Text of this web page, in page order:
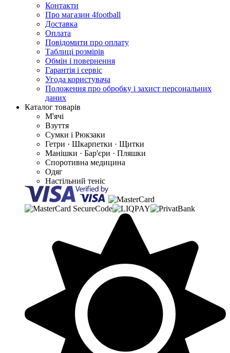
Контакти
Про магазин 4football
Доставка
Оплата
Повідомити про оплату
Таблиці розмірів
Обмін і повернення
Гарантія і сервіс
Угода користувача
Положення про обробку і захист персональних
даних
Каталог товарів
М'ячі
Взуття
Сумки і Рюкзаки
Гетри · Шкарпетки · Щитки
Манішки · Бар'єри · Пляшки
Споротивна медицина
Одяг
Настільний теніс